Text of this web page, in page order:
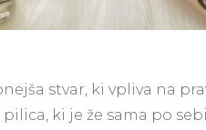
stvar, ki vpliva na
pilica, ki je že sama po